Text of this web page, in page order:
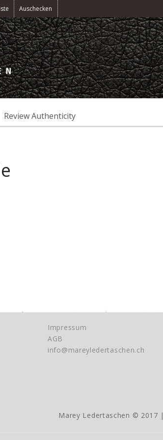
Auschecken
Review Authenticity
Impressum
AGB
info@mareyledertaschen.ch
Marey Ledertaschen © 2017 |